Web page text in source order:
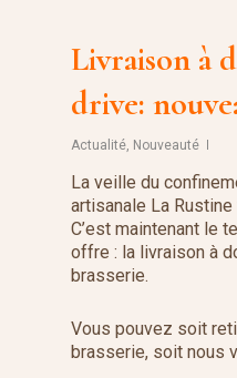
Livraison à
drive:
Actualité, Nouveauté
La veille du
artisanale La
C’est maintenant le
offre : la livraison à
brasserie.
Vous pouvez soit
brasserie, soit nous